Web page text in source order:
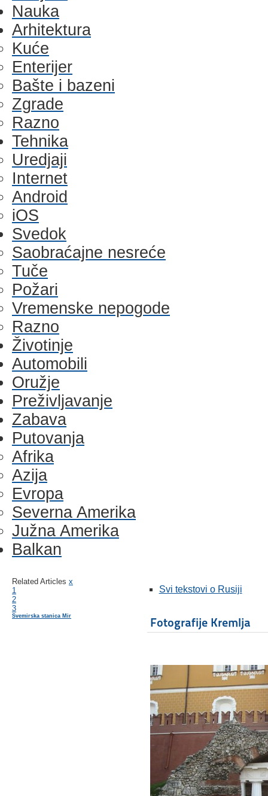
Nauka
Arhitektura
Kuće
Enterijer
Bašte i bazeni
Zgrade
Razno
Tehnika
Uredjaji
Internet
Android
iOS
Svedok
Saobraćajne nesreće
Tuče
Požari
Vremenske nepogode
Razno
Životinje
Automobili
Oružje
Preživljavanje
Zabava
Putovanja
Afrika
Azija
Evropa
Severna Amerika
Južna Amerika
Balkan
Related Articles x
1
2
3
Svemirska stanica Mir
Svi tekstovi o Rusiji
Fotografije Kremlja